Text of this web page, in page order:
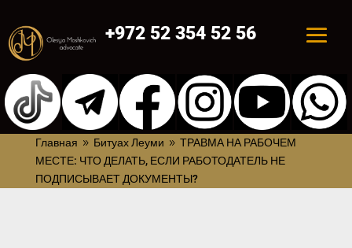
+972 52 354 52 56
Главная 9 Битуах Леуми 9 ТРАВМА НА РАБОЧЕМ
МЕСТЕ: ЧТО ДЕЛАТЬ, ЕСЛИ РАБОТОДАТЕЛЬ НЕ
ПОДПИСЫВАЕТ ДОКУМЕНТЫ?